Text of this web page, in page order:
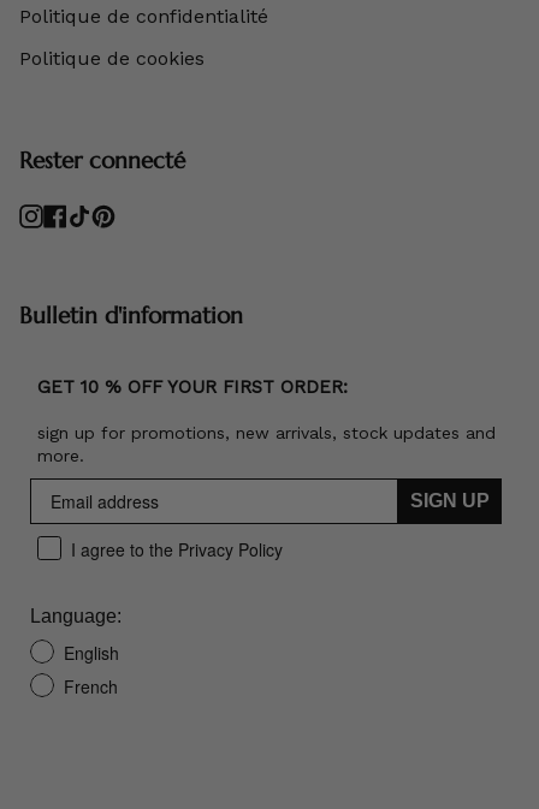
Politique de confidentialité
Politique de cookies
Rester connecté
Instagram
Facebook
TikTokPinterest
Bulletin d'information
GET 10 % OFF YOUR FIRST ORDER:
sign up for promotions, new arrivals, stock updates and
more.
SIGN UP
I agree to the Privacy Policy
Language:
English
French